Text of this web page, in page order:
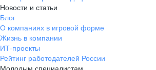
Новости и статьи
Блог
О компаниях в игровой форме
Жизнь в компании
ИТ-проекты
Рейтинг работодателей России